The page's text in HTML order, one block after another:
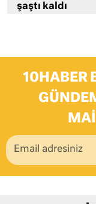
şaştı kaldı
10HABER